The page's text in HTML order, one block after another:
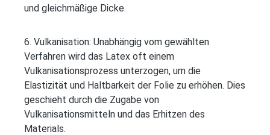
und gleichmäßige Dicke.
6. Vulkanisation: Unabhängig vom gewählten
Verfahren wird das Latex oft einem
Vulkanisationsprozess unterzogen, um die
Elastizität und Haltbarkeit der Folie zu erhöhen. Dies
geschieht durch die Zugabe von
Vulkanisationsmitteln und das Erhitzen des
Materials.